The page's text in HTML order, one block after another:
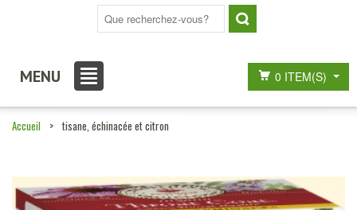
MENU 0 ITEM(S)
Accueil > tisane, échinacée et citron